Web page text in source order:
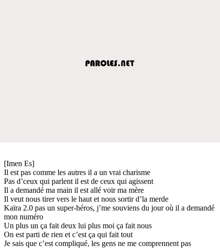
[Imen Es]
Il est pas comme les autres il a un vrai charisme
Pas d’ceux qui parlent il est de ceux qui agissent
Il a demandé ma main il est allé voir ma mère
Il veut nous tirer vers le haut et nous sortir d’la merde
Kaïra 2.0 pas un super-héros, j’me souviens du jour où il a demandé
mon numéro
Un plus un ça fait deux lui plus moi ça fait nous
On est parti de rien et c’est ça qui fait tout
Je sais que c’est compliqué, les gens ne me comprennent pas